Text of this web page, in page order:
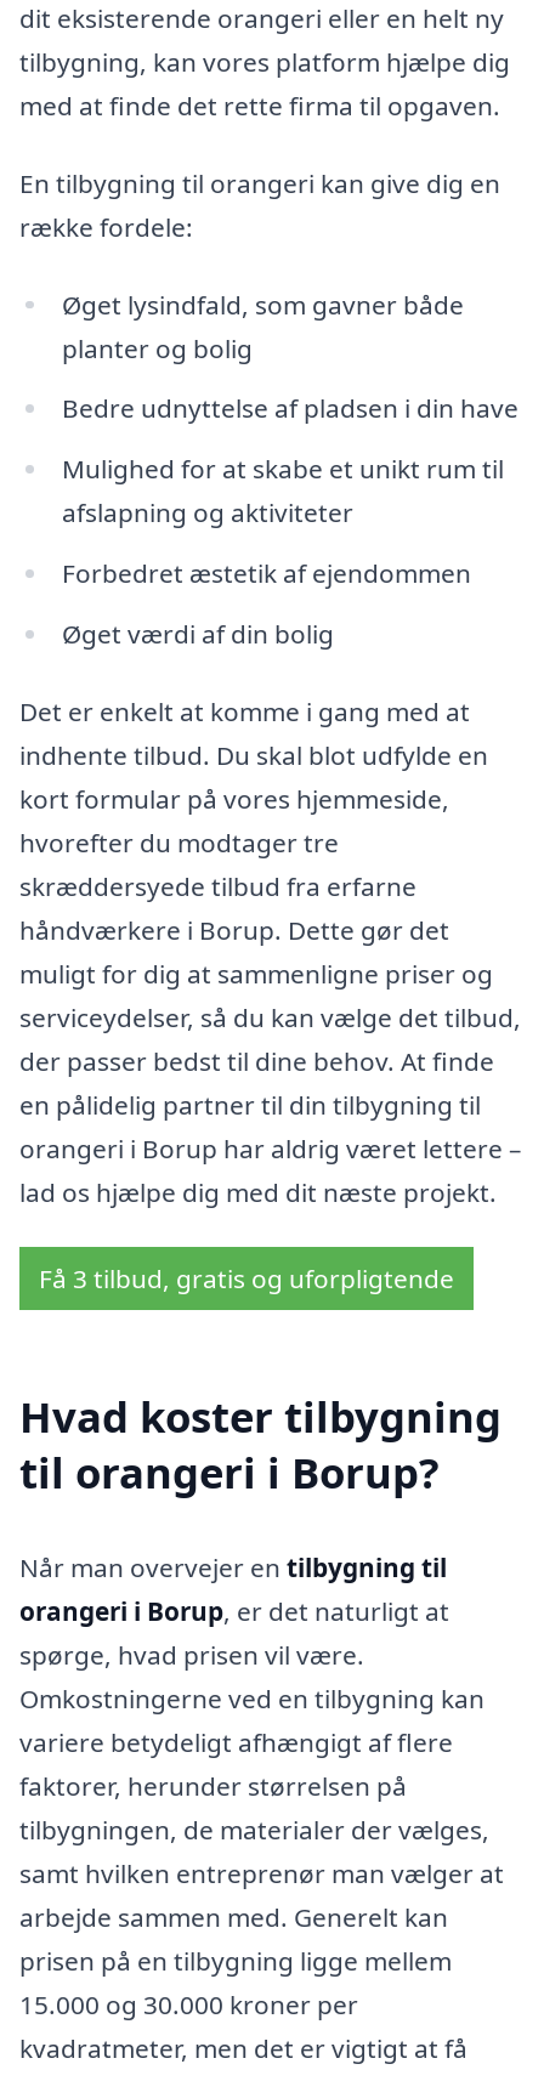
dit eksisterende orangeri eller en helt ny
tilbygning, kan vores platform hjælpe dig
med at finde det rette firma til opgaven.
En tilbygning til orangeri kan give dig en
række fordele:
Øget lysindfald, som gavner både
planter og bolig
Bedre udnyttelse af pladsen i din have
Mulighed for at skabe et unikt rum til
afslapning og aktiviteter
Forbedret æstetik af ejendommen
Øget værdi af din bolig
Det er enkelt at komme i gang med at
indhente tilbud. Du skal blot udfylde en
kort formular på vores hjemmeside,
hvorefter du modtager tre
skræddersyede tilbud fra erfarne
håndværkere i Borup. Dette gør det
muligt for dig at sammenligne priser og
serviceydelser, så du kan vælge det tilbud,
der passer bedst til dine behov. At finde
en pålidelig partner til din tilbygning til
orangeri i Borup har aldrig været lettere –
lad os hjælpe dig med dit næste projekt.
Få 3 tilbud, gratis og uforpligtende
Hvad koster tilbygning
til orangeri i Borup?
Når man overvejer en tilbygning til
orangeri i Borup, er det naturligt at
spørge, hvad prisen vil være.
Omkostningerne ved en tilbygning kan
variere betydeligt afhængigt af flere
faktorer, herunder størrelsen på
tilbygningen, de materialer der vælges,
samt hvilken entreprenør man vælger at
arbejde sammen med. Generelt kan
prisen på en tilbygning ligge mellem
15.000 og 30.000 kroner per
kvadratmeter, men det er vigtigt at få